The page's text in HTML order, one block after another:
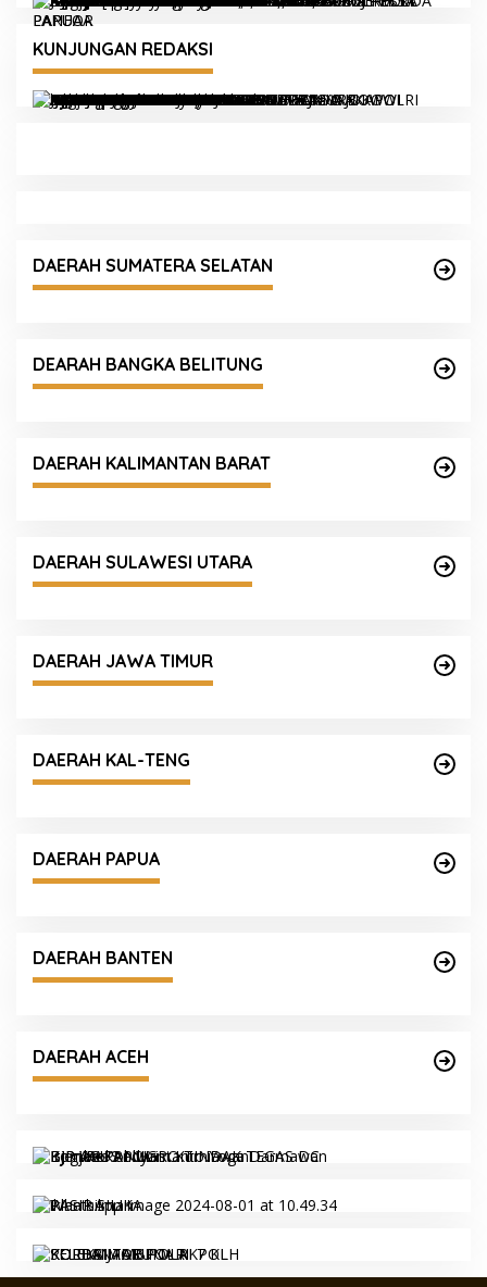
KUNJUNGAN REDAKSI
DAERAH SUMATERA SELATAN
DEARAH BANGKA BELITUNG
DAERAH KALIMANTAN BARAT
DAERAH SULAWESI UTARA
DAERAH JAWA TIMUR
DAERAH KAL-TENG
DAERAH PAPUA
DAERAH BANTEN
DAERAH ACEH